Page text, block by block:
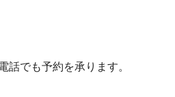
話でも予約を承ります。